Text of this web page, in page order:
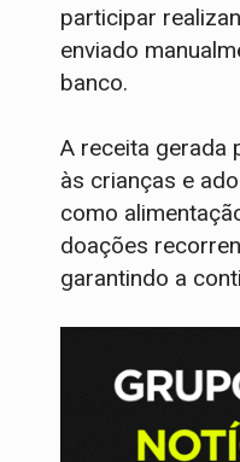
participar
enviado
banco.
A receita gerada
às crianças e
como
doações
garantindo a